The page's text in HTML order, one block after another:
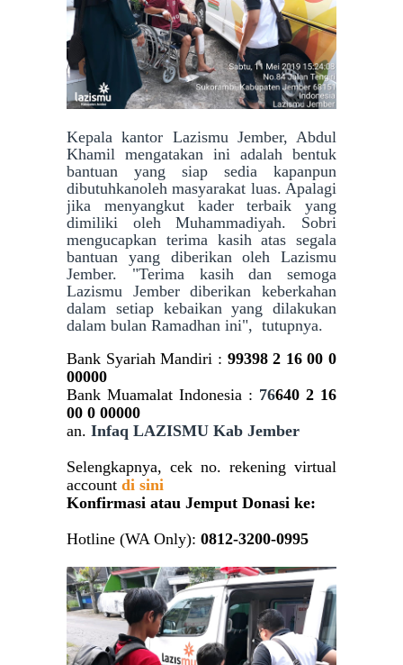
Kepala kantor Lazismu Jember, Abdul
Khamil mengatakan ini adalah bentuk
bantuan yang siap sedia kapanpun
dibutuhkanoleh masyarakat luas. Apalagi
jika menyangkut kader terbaik yang
dimiliki oleh Muhammadiyah. Sobri
mengucapkan terima kasih atas segala
bantuan yang diberikan oleh Lazismu
Jember. "Terima kasih dan semoga
Lazismu Jember diberikan keberkahan
dalam setiap kebaikan yang dilakukan
dalam bulan Ramadhan ini", tutupnya.
Bank Syariah Mandiri : 993982 16 00 0
00000
Bank Muamalat Indonesia : 76640 2 16
00 0 00000
an. Infaq LAZISMU Kab Jember
Selengkapnya, cek no. rekening virtual
account di sini
Konfirmasi atau Jemput Donasi ke:
Hotline (WA Only): 0812-3200-0995